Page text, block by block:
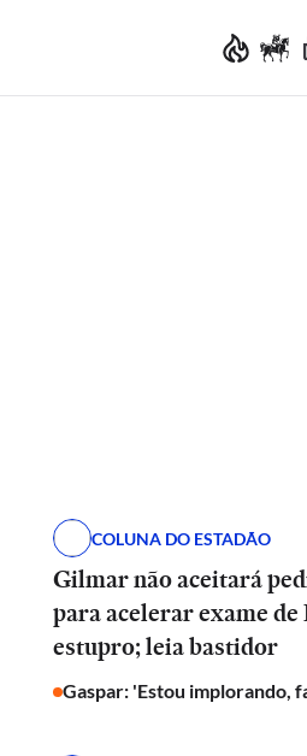
COLUNA DO ESTADÃO
Gilmar não aceitará
para acelerar exame de
estupro; leia bastidor
Gaspar: 'Estou implorando,